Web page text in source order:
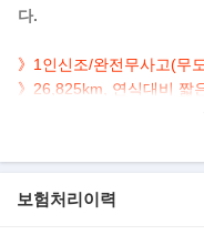
다.
》1인신조/완전무사고(무
》26,825km, 연식대비 짧
9.2 HD 미러링네비 후방
- 차 종 : KG모빌리티(쌍
보험처리이력